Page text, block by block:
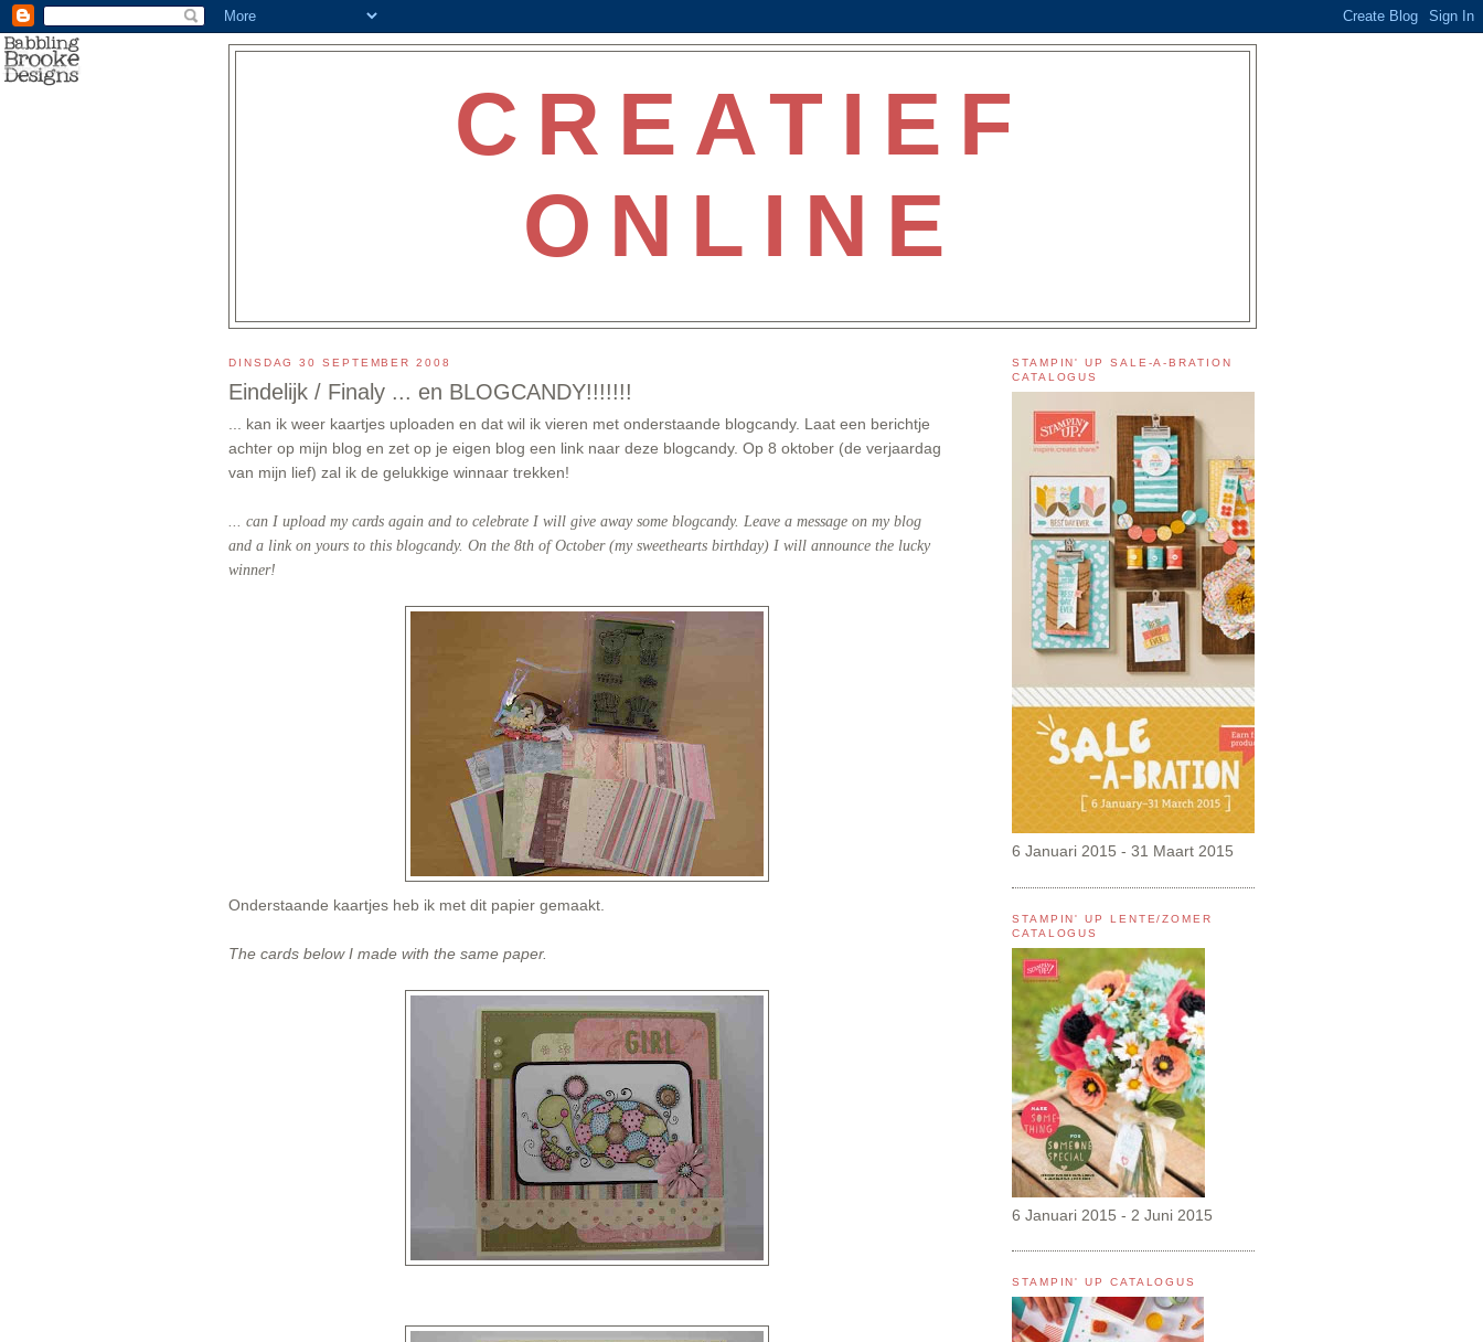
CREATIEF
ONLINE
DINSDAG 30 SEPTEMBER 2008
Eindelijk / Finaly ... en BLOGCANDY!!!!!!!
... kan ik weer kaartjes uploaden en dat wil ik vieren met onderstaande blogcandy. Laat een berichtje
achter op mijn blog en zet op je eigen blog een link naar deze blogcandy. Op 8 oktober (de verjaardag
van mijn lief) zal ik de gelukkige winnaar trekken!
... can I upload my cards again and to celebrate I will give away some blogcandy. Leave a message on my blog
and a link on yours to this blogcandy. On the 8th of October (my sweethearts birthday) I will announce the lucky
winner!
Onderstaande kaartjes heb ik met dit papier gemaakt.
The cards below I made with the same paper.
STAMPIN' UP SALE-A-BRATION
CATALOGUS
6 Januari 2015 - 31 Maart 2015
STAMPIN' UP LENTE/ZOMER
CATALOGUS
6 Januari 2015 - 2 Juni 2015
STAMPIN' UP CATALOGUS